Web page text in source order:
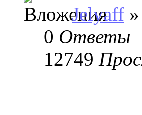
Jelyaff
0 Ответы
12749